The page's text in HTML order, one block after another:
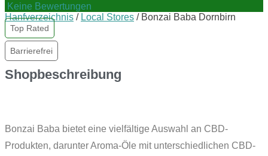
Keine Bewertungen
Hanfverzeichnis / Local Stores / Bonzai Baba Dornbirn
Top Rated
Barrierefrei
Shopbeschreibung
Bonzai Baba bietet eine vielfältige Auswahl an CBD-
Produkten, darunter Aroma-Öle mit unterschiedlichen CBD-